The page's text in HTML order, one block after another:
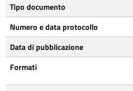
Tipo documento
Numero e data protocollo
Data di pubblicazione
Formati